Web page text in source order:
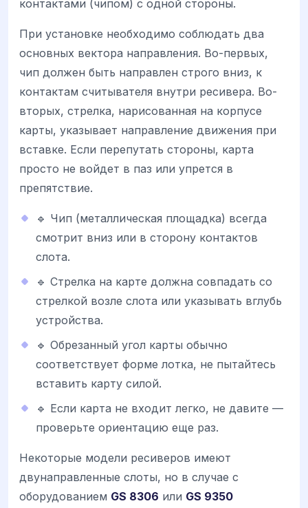
контактами (чипом) с одной стороны.
При установке необходимо соблюдать два
основных вектора направления. Во-первых,
чип должен быть направлен строго вниз, к
контактам считывателя внутри ресивера. Во-
вторых, стрелка, нарисованная на корпусе
карты, указывает направление движения при
вставке. Если перепутать стороны, карта
просто не войдет в паз или упрется в
препятствие.
🔹 Чип (металлическая площадка) всегда
смотрит вниз или в сторону контактов
слота.
🔹 Стрелка на карте должна совпадать со
стрелкой возле слота или указывать вглубь
устройства.
🔹 Обрезанный угол карты обычно
соответствует форме лотка, не пытайтесь
вставить карту силой.
🔹 Если карта не входит легко, не давите —
проверьте ориентацию еще раз.
Некоторые модели ресиверов имеют
двунаправленные слоты, но в случае с
оборудованием GS 8306 или GS 9350